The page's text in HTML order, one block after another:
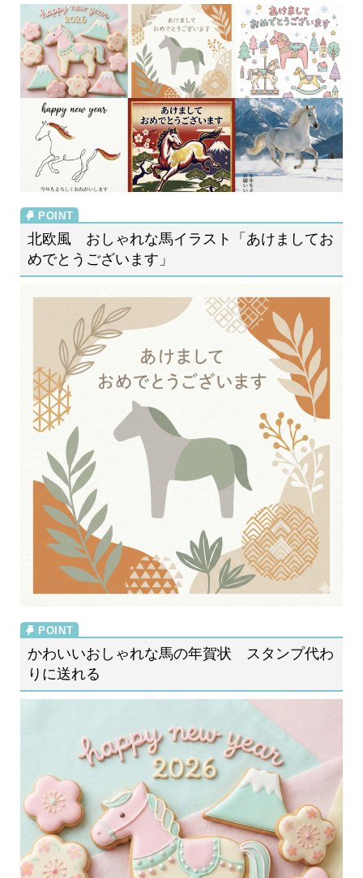
北欧風 おしゃれな馬イラスト「あけましてお
めでとうございます」
かわいいおしゃれな馬の年賀状 スタンプ代わ
りに送れる